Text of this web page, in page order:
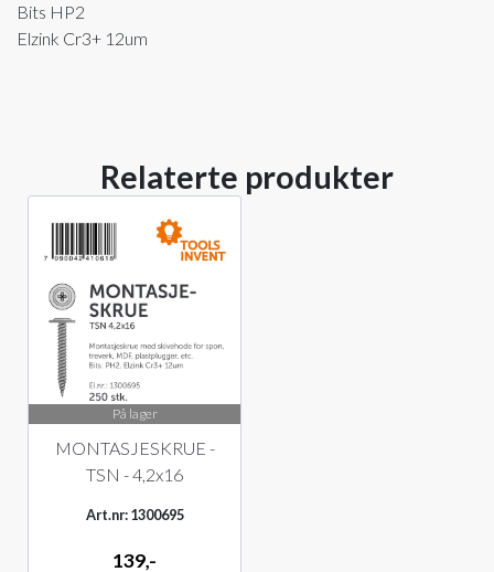
Bits HP2
Elzink Cr3+ 12um
Relaterte produkter
På lager
MONTASJESKRUE -
TSN - 4,2x16
Art.nr: 1300695
139,-